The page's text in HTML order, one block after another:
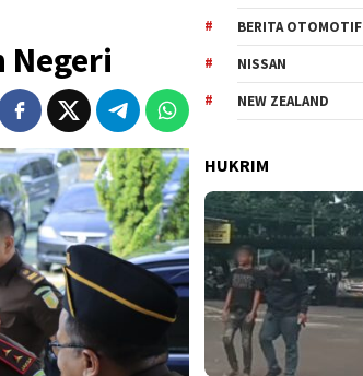
Negeri
BERITA OTOMOTIF
NISSAN
NEW ZEALAND
HUKRIM